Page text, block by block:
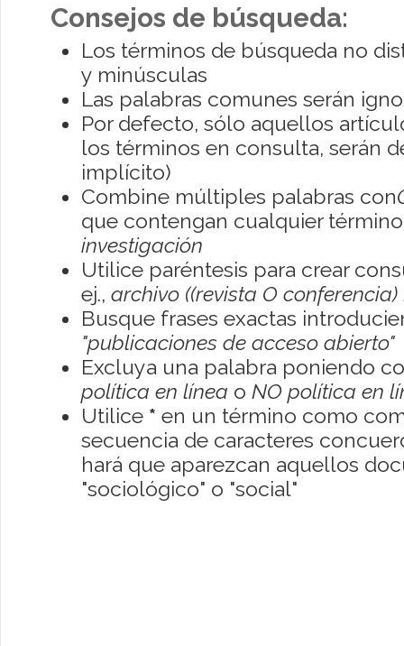
Consejos de búsqueda:
Los términos de búsqueda no
y minúsculas
Las palabras comunes serán
Por defecto, sólo aquellos
los términos en consulta, serán
implícito)
Combine múltiples palabras con
que contengan cualquier
investigación
Utilice paréntesis para crear
ej., archivo ((revista O conferencia)
Busque frases exactas
"publicaciones de acceso abierto"
Excluya una palabra poniendo
política en línea o NO política en
Utilice * en un término como
secuencia de caracteres
hará que aparezcan aquellos
"sociológico" o "social"